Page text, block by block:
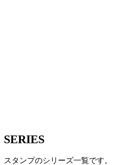
SERIES
スタンプのシリーズ一覧です。